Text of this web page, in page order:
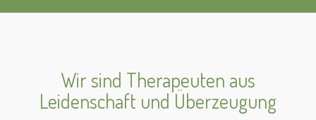
Wir sind Therapeuten aus
Leidenschaft und Überzeugung